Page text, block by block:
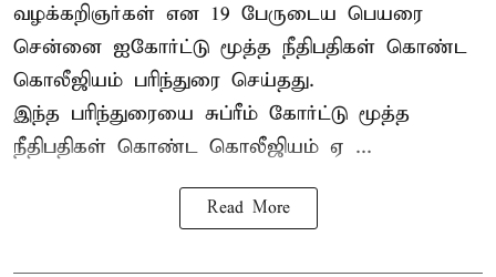
வழக்கறிஞர்கள் என 19 பேருடைய பெயரை
சென்னை ஐகோர்ட்டு மூத்த நீதிபதிகள் கொண்ட
கொலீஜியம் பரிந்துரை செய்தது.
இந்த பரிந்துரையை சுப்ரீம் கோர்ட்டு மூத்த
நீதிபதிகள் கொண்ட கொலீஜியம் ஏ ...
Read More